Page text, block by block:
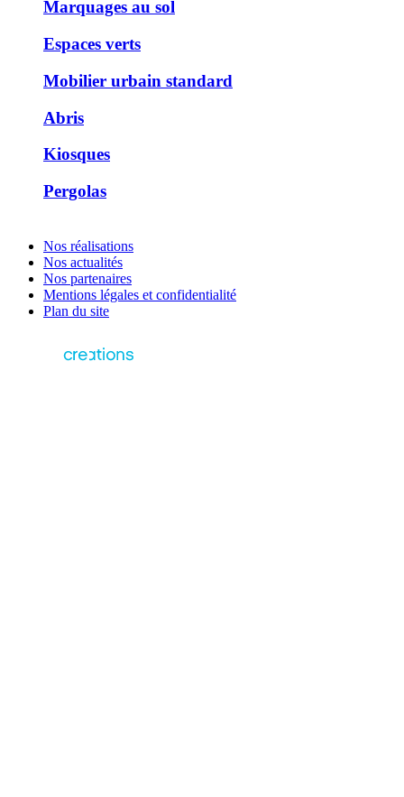
Marquages au sol
Espaces verts
Mobilier urbain standard
Abris
Kiosques
Pergolas
Nos réalisations
Nos actualités
Nos partenaires
Mentions légales et confidentialité
Plan du site